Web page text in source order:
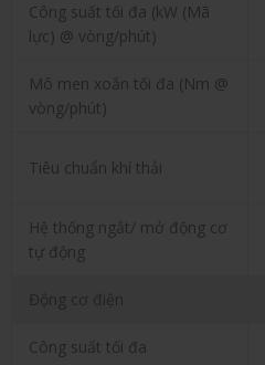
Công suất tối đa (kW (Mã
lực) @ vòng/phút)
Mô men xoắn tối đa (Nm @
vòng/phút)
Tiêu chuẩn khí thải
Hệ thống ngắt/ mở động cơ
tự động
Động cơ điện
Công suất tối đa